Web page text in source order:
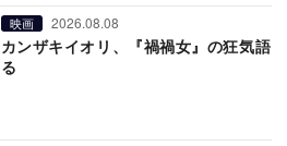
映画 2026.08.08
カンザキイオリ、『禍禍女』の狂気語
る